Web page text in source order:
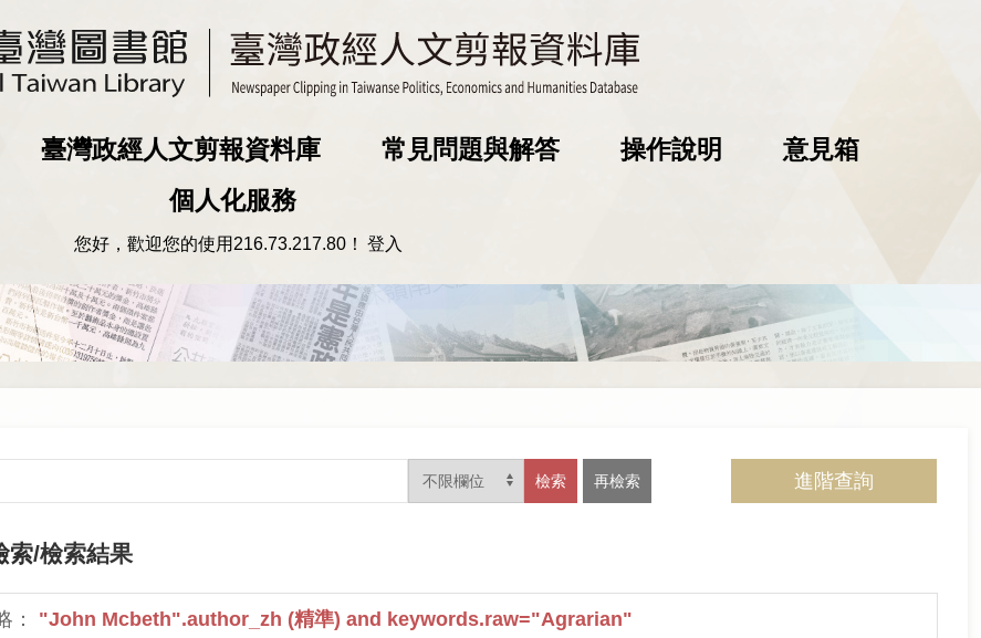
臺灣政經人文剪報資料庫 常見問題與解答 操作說明
意見箱
個人化服務
您好，歡迎您的使用 216.73.217.80！ 登入
檢索 再檢索 進階查詢
索/檢索結果
： "John Mcbeth".author_zh (精準) and keywords.raw="Agrarian"